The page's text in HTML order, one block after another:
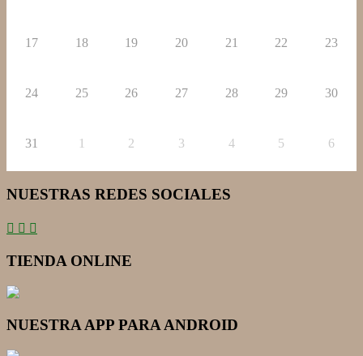
17 18 19 20 21 22 23
24 25 26 27 28 29 30
31 1 2 3 4 5 6
NUESTRAS REDES SOCIALES
TIENDA ONLINE
NUESTRA APP PARA ANDROID